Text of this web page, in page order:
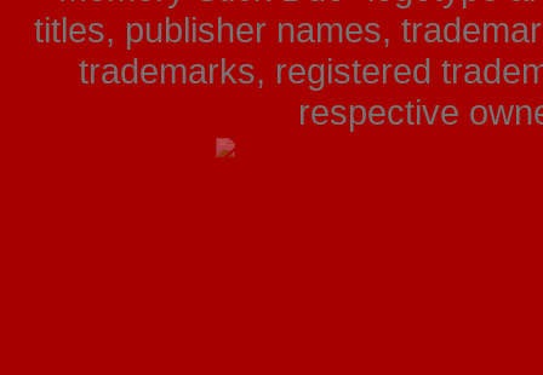
titles, publisher names,
trademarks, registered
respective